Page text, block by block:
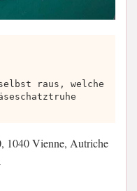
raus, welche
1040 Vienne, Autriche